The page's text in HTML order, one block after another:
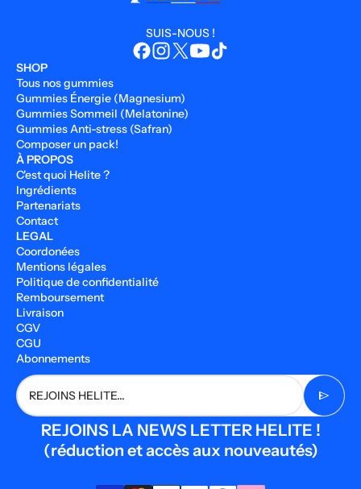
SUIS-NOUS !
SHOP
Tous nos gummies
Gummies Énergie (Magnesium)
Gummies Sommeil (Melatonine)
Gummies Anti-stress (Safran)
Composer un pack!
À PROPOS
C'est quoi Helite ?
Ingrédients
Partenariats
Contact
LEGAL
Coordonées
Mentions légales
Politique de confidentialité
Remboursement
Livraison
CGV
CGU
Abonnements
REJOINS LA NEWS LETTER HELITE !
(réduction et accès aux nouveautés)
REJOINS HELITE... send